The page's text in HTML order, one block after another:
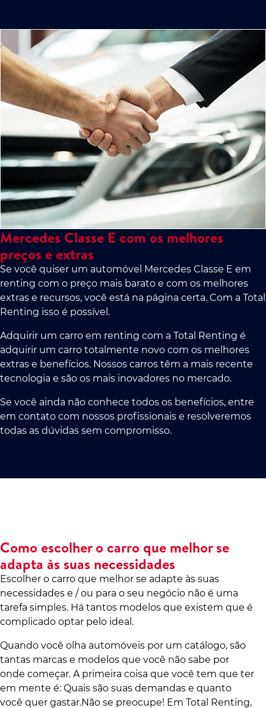
Mercedes Classe E com os melhores
preços e extras
Se você quiser um automóvel Mercedes Classe E em
renting com o preço mais barato e com os melhores
extras e recursos, você está na página certa. Com a Total
Renting isso é possível.
Adquirir um carro em renting com a Total Renting é
adquirir um carro totalmente novo com os melhores
extras e benefícios. Nossos carros têm a mais recente
tecnologia e são os mais inovadores no mercado.
Se você ainda não conhece todos os benefícios, entre
em contato com nossos profissionais e resolveremos
todas as dúvidas sem compromisso.
Como escolher o carro que melhor se
adapta às suas necessidades
Escolher o carro que melhor se adapte às suas
necessidades e / ou para o seu negócio não é uma
tarefa simples. Há tantos modelos que existem que é
complicado optar pelo ideal.
Quando você olha automóveis por um catálogo, são
tantas marcas e modelos que você não sabe por
onde começar. A primeira coisa que você tem que ter
em mente é: Quais são suas demandas e quanto
você quer gastar.Não se preocupe! Em Total Renting,